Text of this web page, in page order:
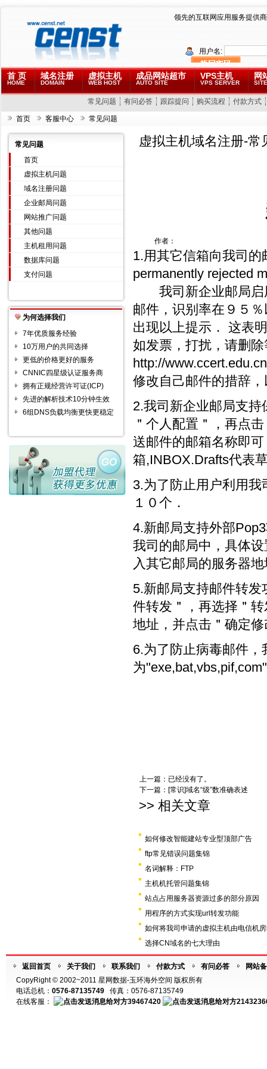
领先的互联网应用服务提供商
用户名:
首 页
HOME
域名注册
DOMAIN
虚拟主机
WEB HOST
成品网站超市
AUTO SITE
VPS主机
VPS SERVER
网
常见问题 有问必答 跟踪提问 购买流程 付款方式
首页 客服中心 常见问题
常见问题
首页
虚拟主机问题
域名注册问题
企业邮局问题
网站推广问题
其他问题
主机租用问题
数据库问题
支付问题
为何选择我们
7年优质服务经验
10万用户的共同选择
更低的价格更好的服务
CNNIC四星级认证服务商
拥有正规经营许可证(ICP)
先进的解析技术10分钟生效
6组DNS负载均衡更快更稳定
虚拟主机域名注册-常
作者：
1.用其它信箱向我司
permanently rejected
我司新企业邮局启
邮件，识别率在９５
出现以上提示． 这表
如发票，打扰，请删
http://
修改自己邮件的措辞
2.我司新企业邮局支
＂个人配置＂，再点
送邮件的邮箱名称即
箱,INBOX.Drafts代表
3.为了防止用户利用
１０个．
4.新邮局支持外部
我司的邮局中，具体
入其它邮局的服务器
5.新邮局支持邮件转
件转发＂，再选择＂
地址，并点击＂确定
6.为了防止病毒邮件
为
上一篇：已经没有了。
下一篇： [常识]域名“级”数准确表述
>> 相关文章
如何修改智能建站专业型顶部广告
ftp常见错误问题集锦
名词解释：FTP
主机机托管问题集锦
站点占用服务器资源过多的部分原因
用程序的方式实现url转发功能
如何将我司申请的虚拟主机由电信机
选择CN域名的七大理由
返回首页 关于我们 联系我们 付款方式 有问必答
网站
CopyRight © 2002~2011 星网数据-玉环海外空间 版权所有
电话总机： 0576-87135749 传真：0576-87135749
在线客服：
39467420